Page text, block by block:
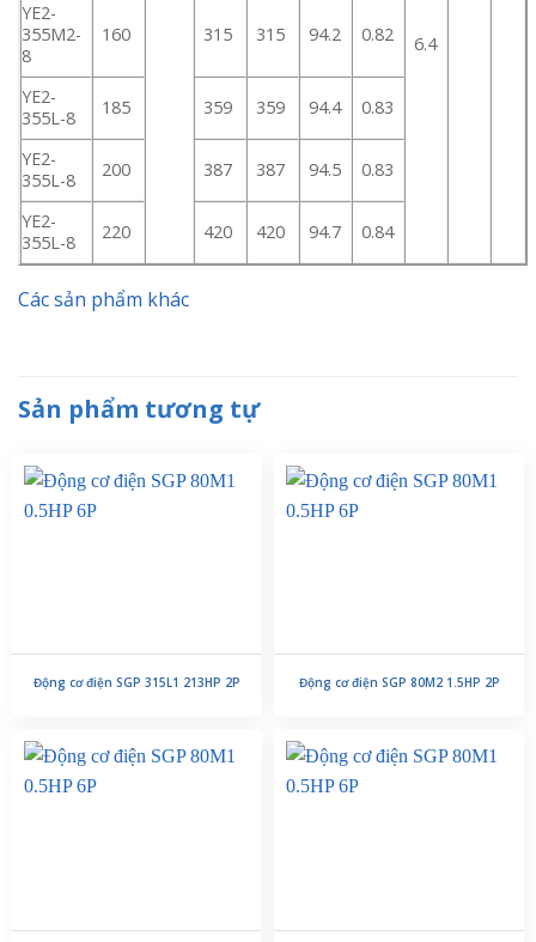
6.4
YE2-
355M2-
8
160 315 315 94.2 0.82
YE2-
355L-8
185 359 359 94.4 0.83
YE2-
355L-8
200 387 387 94.5 0.83
YE2-
355L-8
220 420 420 94.7 0.84
Các sản phẩm khác
Sản phẩm tương tự
Động cơ điện SGP 315L1 213HP 2P Động cơ điện SGP 80M2 1.5HP 2P